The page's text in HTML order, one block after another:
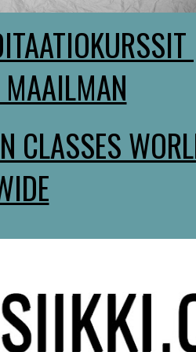
CLASSES